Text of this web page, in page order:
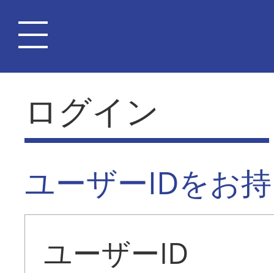
ログイン
ユーザーIDをお
ユーザーID